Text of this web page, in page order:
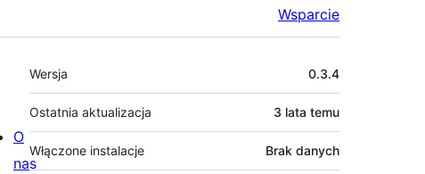
Wsparcie
Meta
Wersja 0.3.4
Ostatnia aktualizacja 3 lata temu
Włączone instalacje Brak danych
O
nas